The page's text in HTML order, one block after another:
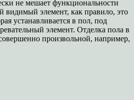
не мешает функциональности
видимый элемент, как правило, это
устанавливается в пол, под
элемент. Отделка пола в
произвольной, например,